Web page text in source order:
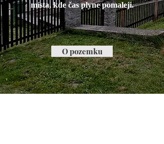
místa, kde čas plyne pomaleji.
O pozemku